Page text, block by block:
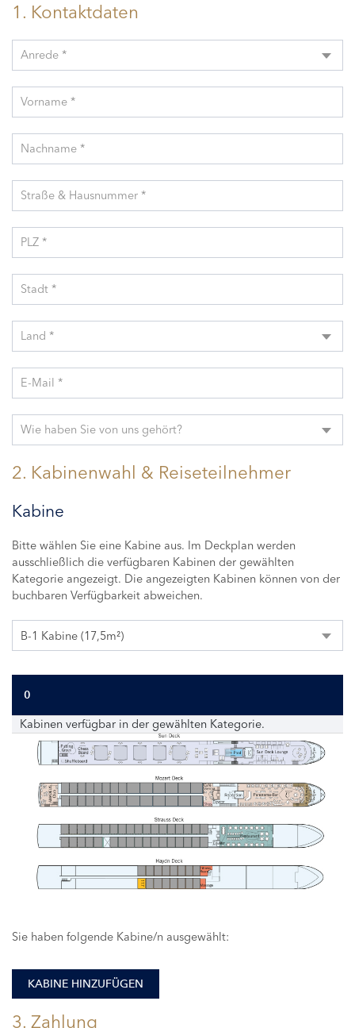
1. Kontaktdaten
Anrede *
Vorname *
Nachname *
Straße & Hausnummer *
PLZ *
Stadt *
Land *
E-Mail *
Wie haben Sie von uns gehört?
2. Kabinenwahl & Reiseteilnehmer
Kabine
Bitte wählen Sie eine Kabine aus. Im Deckplan werden
ausschließlich die verfügbaren Kabinen der gewählten
Kategorie angezeigt. Die angezeigten Kabinen können von der
buchbaren Verfügbarkeit abweichen.
B-1 Kabine (17,5m²)
0
Kabinen verfügbar in der gewählten Kategorie.
117
Sie haben folgende Kabine/n ausgewählt:
KABINE HINZUFÜGEN
3. Zahlung